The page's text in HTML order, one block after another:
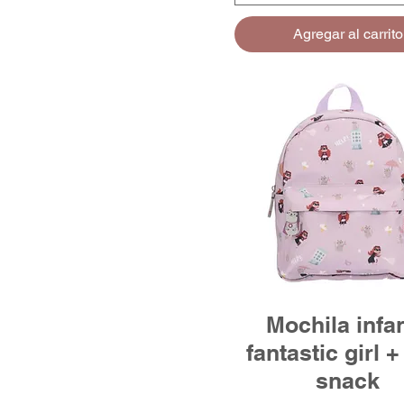
Agregar al carrito
Mochila
fantastic girl +
snack